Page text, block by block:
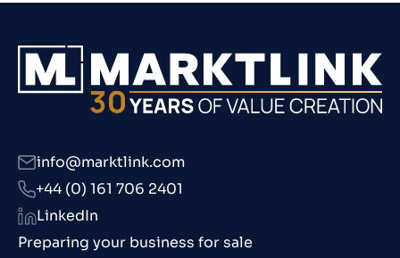
Preparing your business for sale
info@marktlink.com
+44 (0) 161 706 2401
LinkedIn